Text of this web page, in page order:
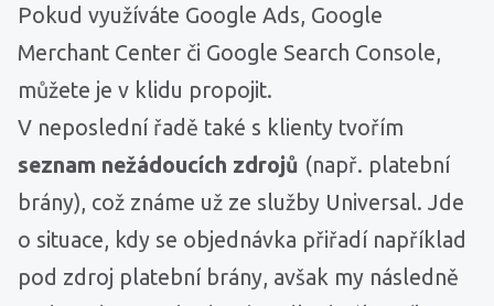
Pokud využíváte Google Ads, Google
Merchant Center či Google Search Console,
můžete je v klidu propojit.
V neposlední řadě také s klienty tvořím
seznam nežádoucích zdrojů (např. platební
brány), což známe už ze služby Universal. Jde
o situace, kdy se objednávka přiřadí například
pod zdroj platební brány, avšak my následně